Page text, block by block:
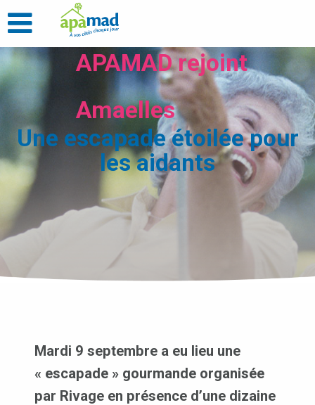
APAMAD rejoint
Amaelles
Une escapade étoilée pour
les aidants
Mardi 9 septembre a eu lieu une
« escapade » gourmande organisée
par Rivage en présence d’une dizaine